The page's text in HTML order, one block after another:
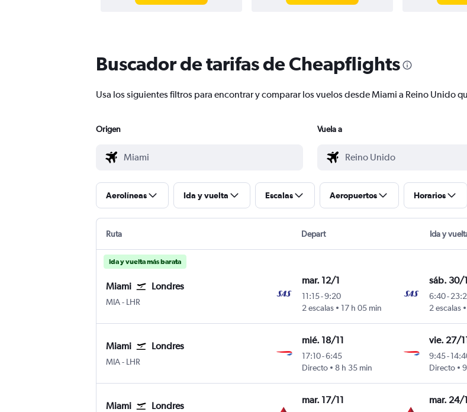
Buscador de tarifas de Cheapflights
Usa los siguientes filtros para encontrar y comparar los vuelos desde Miami a Reino Unido
Origen Vuela a
Aerolíneas Ida y vuelta Escalas Aeropuertos Horarios
Ruta Depart Ida y
Ida y vuelta más barata
Miami Londres
MIAInternacional de Miami
- LHR
mar. 12/1
11:15-9:20
2 escalas
17 h 05 min
sáb. 30/1
6:40-
2 escalas
Miami Londres
MIAInternacional de Miami
- LHR
mié. 18/11
17:10-6:45
Directo
8 h 35 min
vie. 27/
9:45-
Directo
Miami Londres
mar. 17/11 mar. 24/